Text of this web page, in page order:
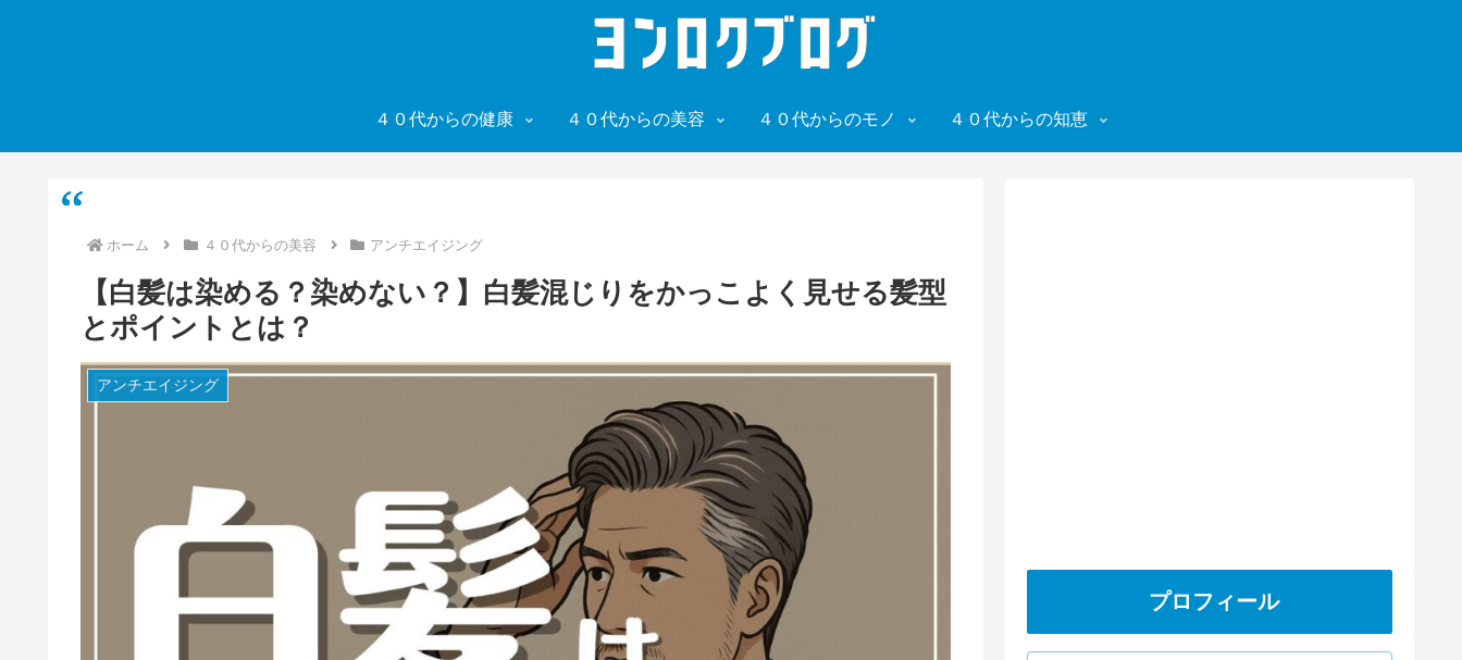
４０代からの健康 ４０代からの美容 ４０代からのモノ ４０代からの知恵
ホーム ４０代からの美容 アンチエイジング
【白髪は染める？染めない？】白髪混じりをかっこよく見せる髪型
とポイントとは？
アンチエイジング
プロフィール